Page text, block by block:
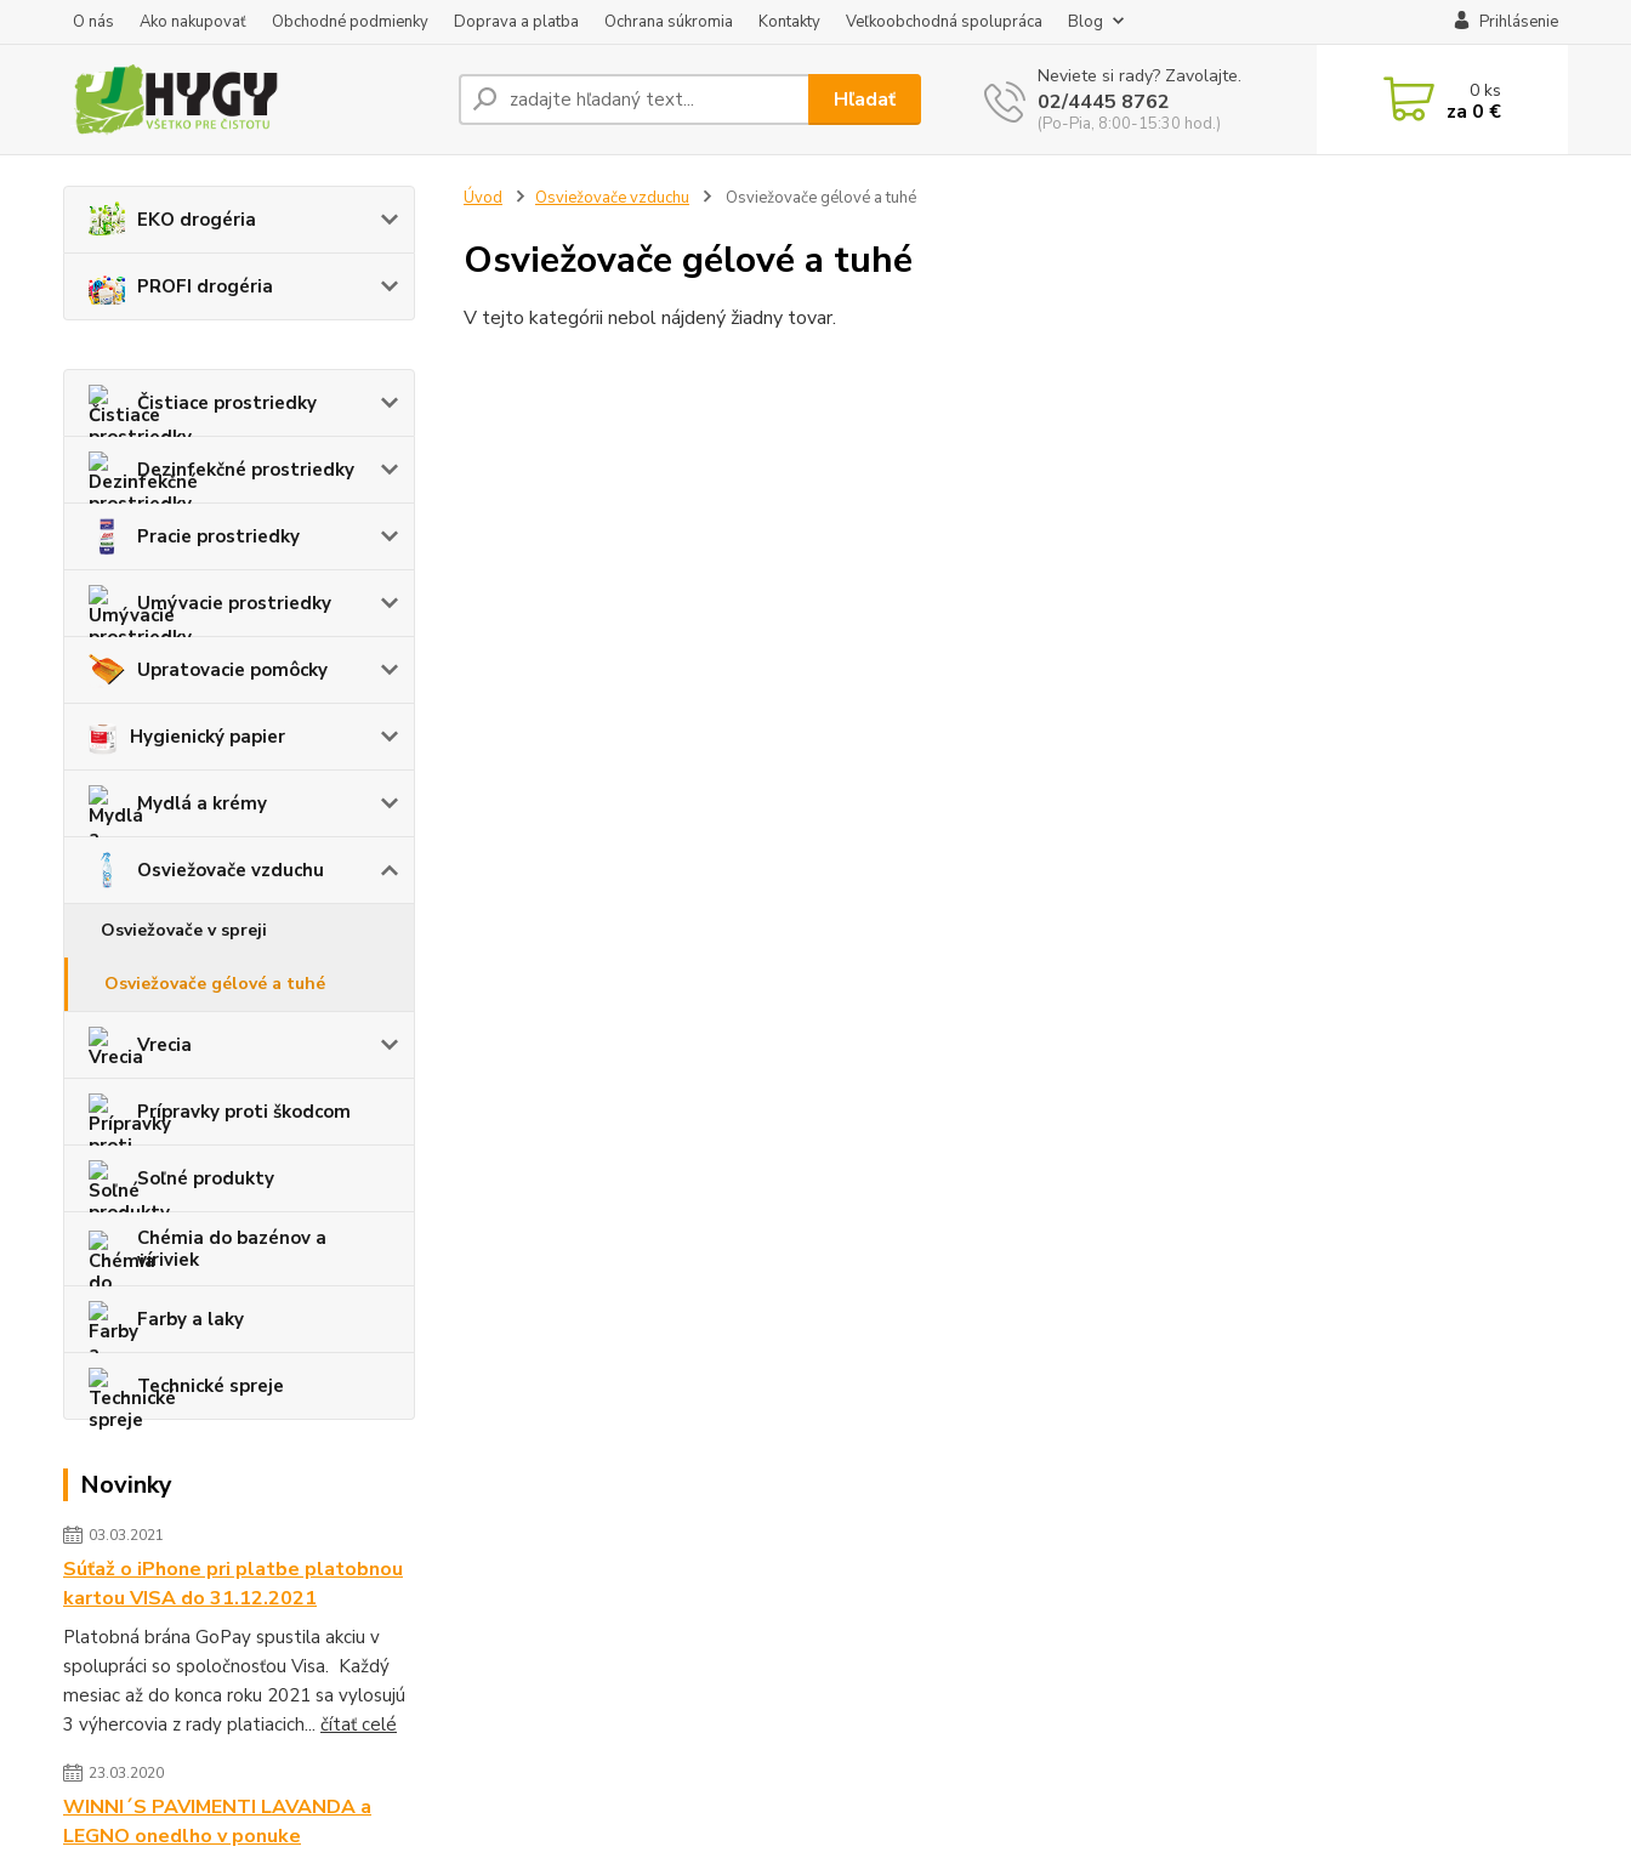
O nás Ako nakupovať Obchodné podmienky Doprava a platba Ochrana súkromia Kontakty Veľkoobchodná spolupráca Blog Prihlásenie
Hľadať
Neviete si rady? Zavolajte.
02/4445 8762
(Po-Pia, 8:00-15:30 hod.)
0ks
za 0 €
EKO drogéria
PROFI drogéria
Čistiace prostriedky
Dezinfekčné prostriedky
Pracie prostriedky
Umývacie prostriedky
Upratovacie pomôcky
Hygienický papier
Mydlá a krémy
Osviežovače vzduchu
Osviežovače v spreji
Osviežovače gélové a tuhé
Vrecia
Prípravky proti škodcom
Soľné produkty
Chémia do bazénov a
víriviek
Farby a laky
Technické spreje
Novinky
03.03.2021
Súťaž o iPhone pri platbe platobnou
kartou VISA do 31.12.2021
Platobná brána GoPay spustila akciu v
spolupráci so spoločnosťou Visa. Každý
mesiac až do konca roku 2021 sa vylosujú
3 výhercovia z rady platiacich... čítať celé
23.03.2020
WINNI´S PAVIMENTI LAVANDA a
LEGNO onedlho v ponuke
Úvod Osviežovače vzduchu Osviežovače gélové a tuhé
Osviežovače gélové a tuhé
V tejto kategórii nebol nájdený žiadny tovar.